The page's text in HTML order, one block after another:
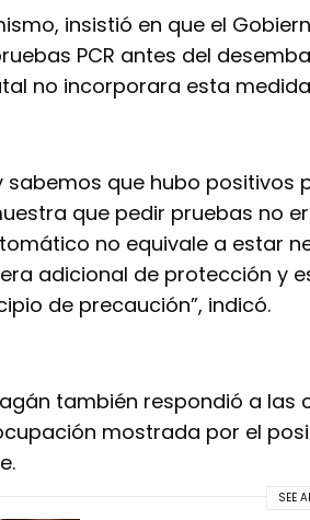
insistió en que el
PCR antes del
no incorporara esta
sabemos que hubo
que pedir pruebas no
no equivale a estar
adicional de protección y
de precaución”, indicó.
también respondió a las
mostrada por el
SEE